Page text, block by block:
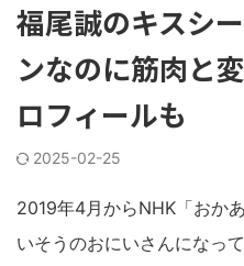
福尾誠のキスシ
ンなのに筋肉と
ロフィールも
2025-02-25
2019年4月からNHK「おか
いそうのおにいさんになっ